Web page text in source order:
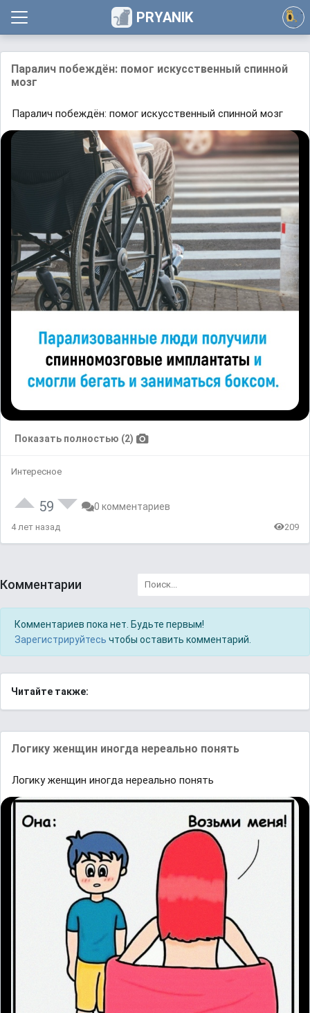
PRYANIK
Паралич побеждён: помог искусственный спинной
мозг
Паралич побеждён: помог искусственный спинной мозг
Показать полностью (2)
Интересное
59 0 комментариев
4 лет назад 209
Комментарии
Комментариев пока нет. Будьте первым!
Зарегистрируйтесь чтобы оставить комментарий.
Читайте также:
Логику женщин иногда нереально понять
Логику женщин иногда нереально понять